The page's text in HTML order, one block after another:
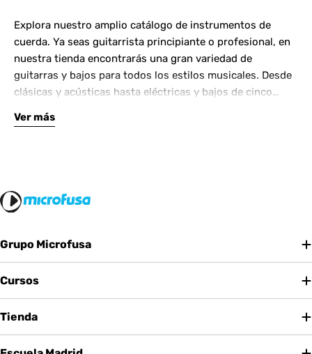
Explora nuestro amplio catálogo de instrumentos de
cuerda. Ya seas guitarrista principiante o profesional, en
nuestra tienda encontrarás una gran variedad de
guitarras y bajos para todos los estilos musicales. Desde
clásicas y acústicas hasta eléctricas y bajos de cinco
Complementa tu instrumento con amplificadores de
Ver más
Grupo Microfusa
Cursos
Tienda